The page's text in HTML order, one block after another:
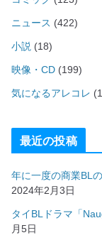
ニュース (422)
小説 (18)
映像・CD (199)
気になるアレコレ
最近の投稿
年に一度の商業BL
2024年2月3日
タイBLドラマ「
月5日